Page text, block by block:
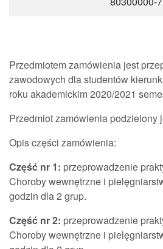
Przedmiotem zamówienia jest
zawodowych dla studentów
roku akademickim 2020/2021
Przedmiot zamówienia podzielony
Opis części zamówienia:
Część nr 1: przeprowadzenie
Choroby wewnętrzne i
godzin dla 2 grup.
Część nr 2: przeprowadzenie
Choroby wewnętrzne i